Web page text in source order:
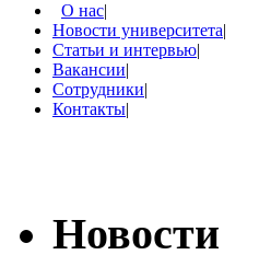
О нас|
Новости университета|
Статьи и интервью|
Вакансии|
Сотрудники|
Контакты|
Новости